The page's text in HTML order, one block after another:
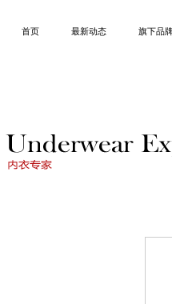
首页 最新动态 旗下品